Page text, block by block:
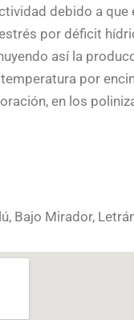
debido a que
por déficit
así la
por
en los
Bajo Mirador,